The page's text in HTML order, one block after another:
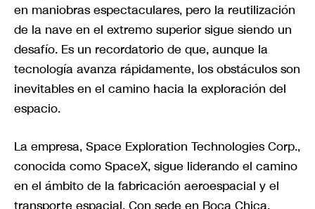
en maniobras espectaculares, pero la reutilización
de la nave en el extremo superior sigue siendo un
desafío. Es un recordatorio de que, aunque la
tecnología avanza rápidamente, los obstáculos son
inevitables en el camino hacia la exploración del
espacio.
La empresa, Space Exploration Technologies Corp.,
conocida como SpaceX, sigue liderando el camino
en el ámbito de la fabricación aeroespacial y el
transporte espacial. Con sede en Boca Chica,